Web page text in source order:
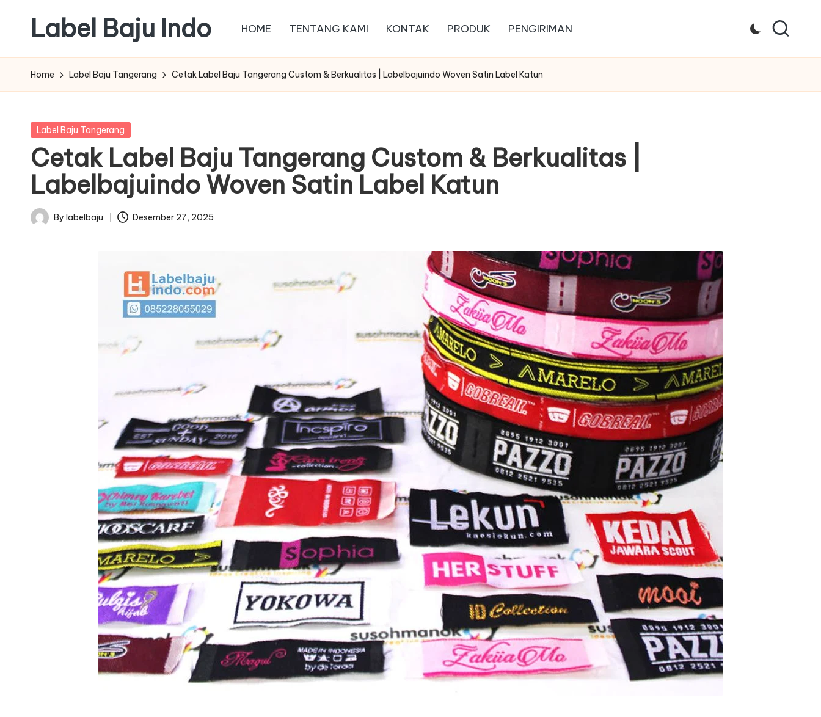
content
Label Baju Indo HOME TENTANG KAMI KONTAK PRODUK PENGIRIMAN
Home Label Baju Tangerang Cetak Label Baju Tangerang Custom & Berkualitas | Labelbajuindo Woven Satin Label Katun
Posted
Label Baju Tangerang
Cetak Label Baju Tangerang Custom & Berkualitas |
Labelbajuindo Woven Satin Label Katun
Posted
By labelbaju Desember 27, 2025